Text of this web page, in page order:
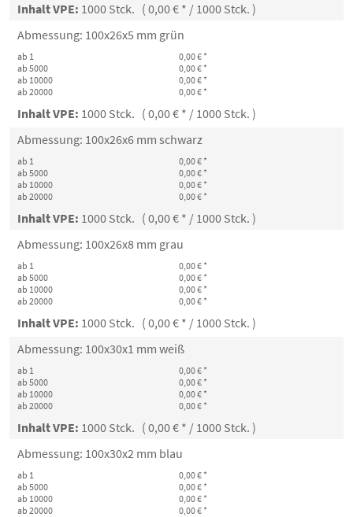
Inhalt VPE: 1000 Stck. ( 0,00 € * / 1000 Stck. )
Abmessung: 100x26x5 mm grün
ab 1
0,00 € *
ab 5000
0,00 € *
ab 10000
0,00 € *
ab 20000
0,00 € *
Inhalt VPE: 1000 Stck. ( 0,00 € * / 1000 Stck. )
Abmessung: 100x26x6 mm schwarz
ab 1
0,00 € *
ab 5000
0,00 € *
ab 10000
0,00 € *
ab 20000
0,00 € *
Inhalt VPE: 1000 Stck. ( 0,00 € * / 1000 Stck. )
Abmessung: 100x26x8 mm grau
ab 1
0,00 € *
ab 5000
0,00 € *
ab 10000
0,00 € *
ab 20000
0,00 € *
Inhalt VPE: 1000 Stck. ( 0,00 € * / 1000 Stck. )
Abmessung: 100x30x1 mm weiß
ab 1
0,00 € *
ab 5000
0,00 € *
ab 10000
0,00 € *
ab 20000
0,00 € *
Inhalt VPE: 1000 Stck. ( 0,00 € * / 1000 Stck. )
Abmessung: 100x30x2 mm blau
ab 1
0,00 € *
ab 5000
0,00 € *
ab 10000
0,00 € *
ab 20000
0,00 € *